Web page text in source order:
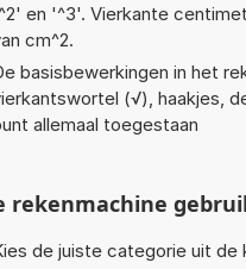
en '^3'. Vierkante
cm^2.
basisbewerkingen in het
(√), haakjes,
allemaal toegestaan
rekenmachine
de juiste categorie uit de